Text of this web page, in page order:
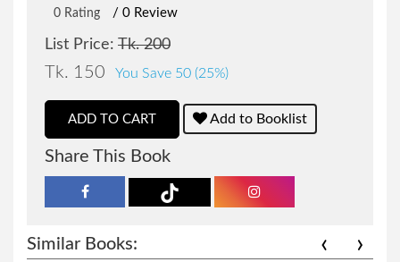
জওহরলাল নেহেরু
শরীফুল হাসান
রোমান্টিক উপন্যাস
বিজ্ঞানভিত্তিক প্রবন্ধ
আত্ন-উন্নয়ন ও মোটিভেশন
0 Rating / 0 Review
List Price: Tk. 200
Tk. 150 You Save 50 (25%)
ADD TO CART Add to Booklist
Share This Book
Similar Books: ‹ ›